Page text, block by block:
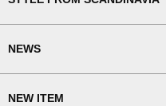
NEWS
NEW ITEM